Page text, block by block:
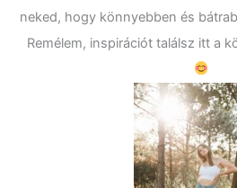
neked, hogy könnyebben és
Remélem, inspirációt találsz itt a